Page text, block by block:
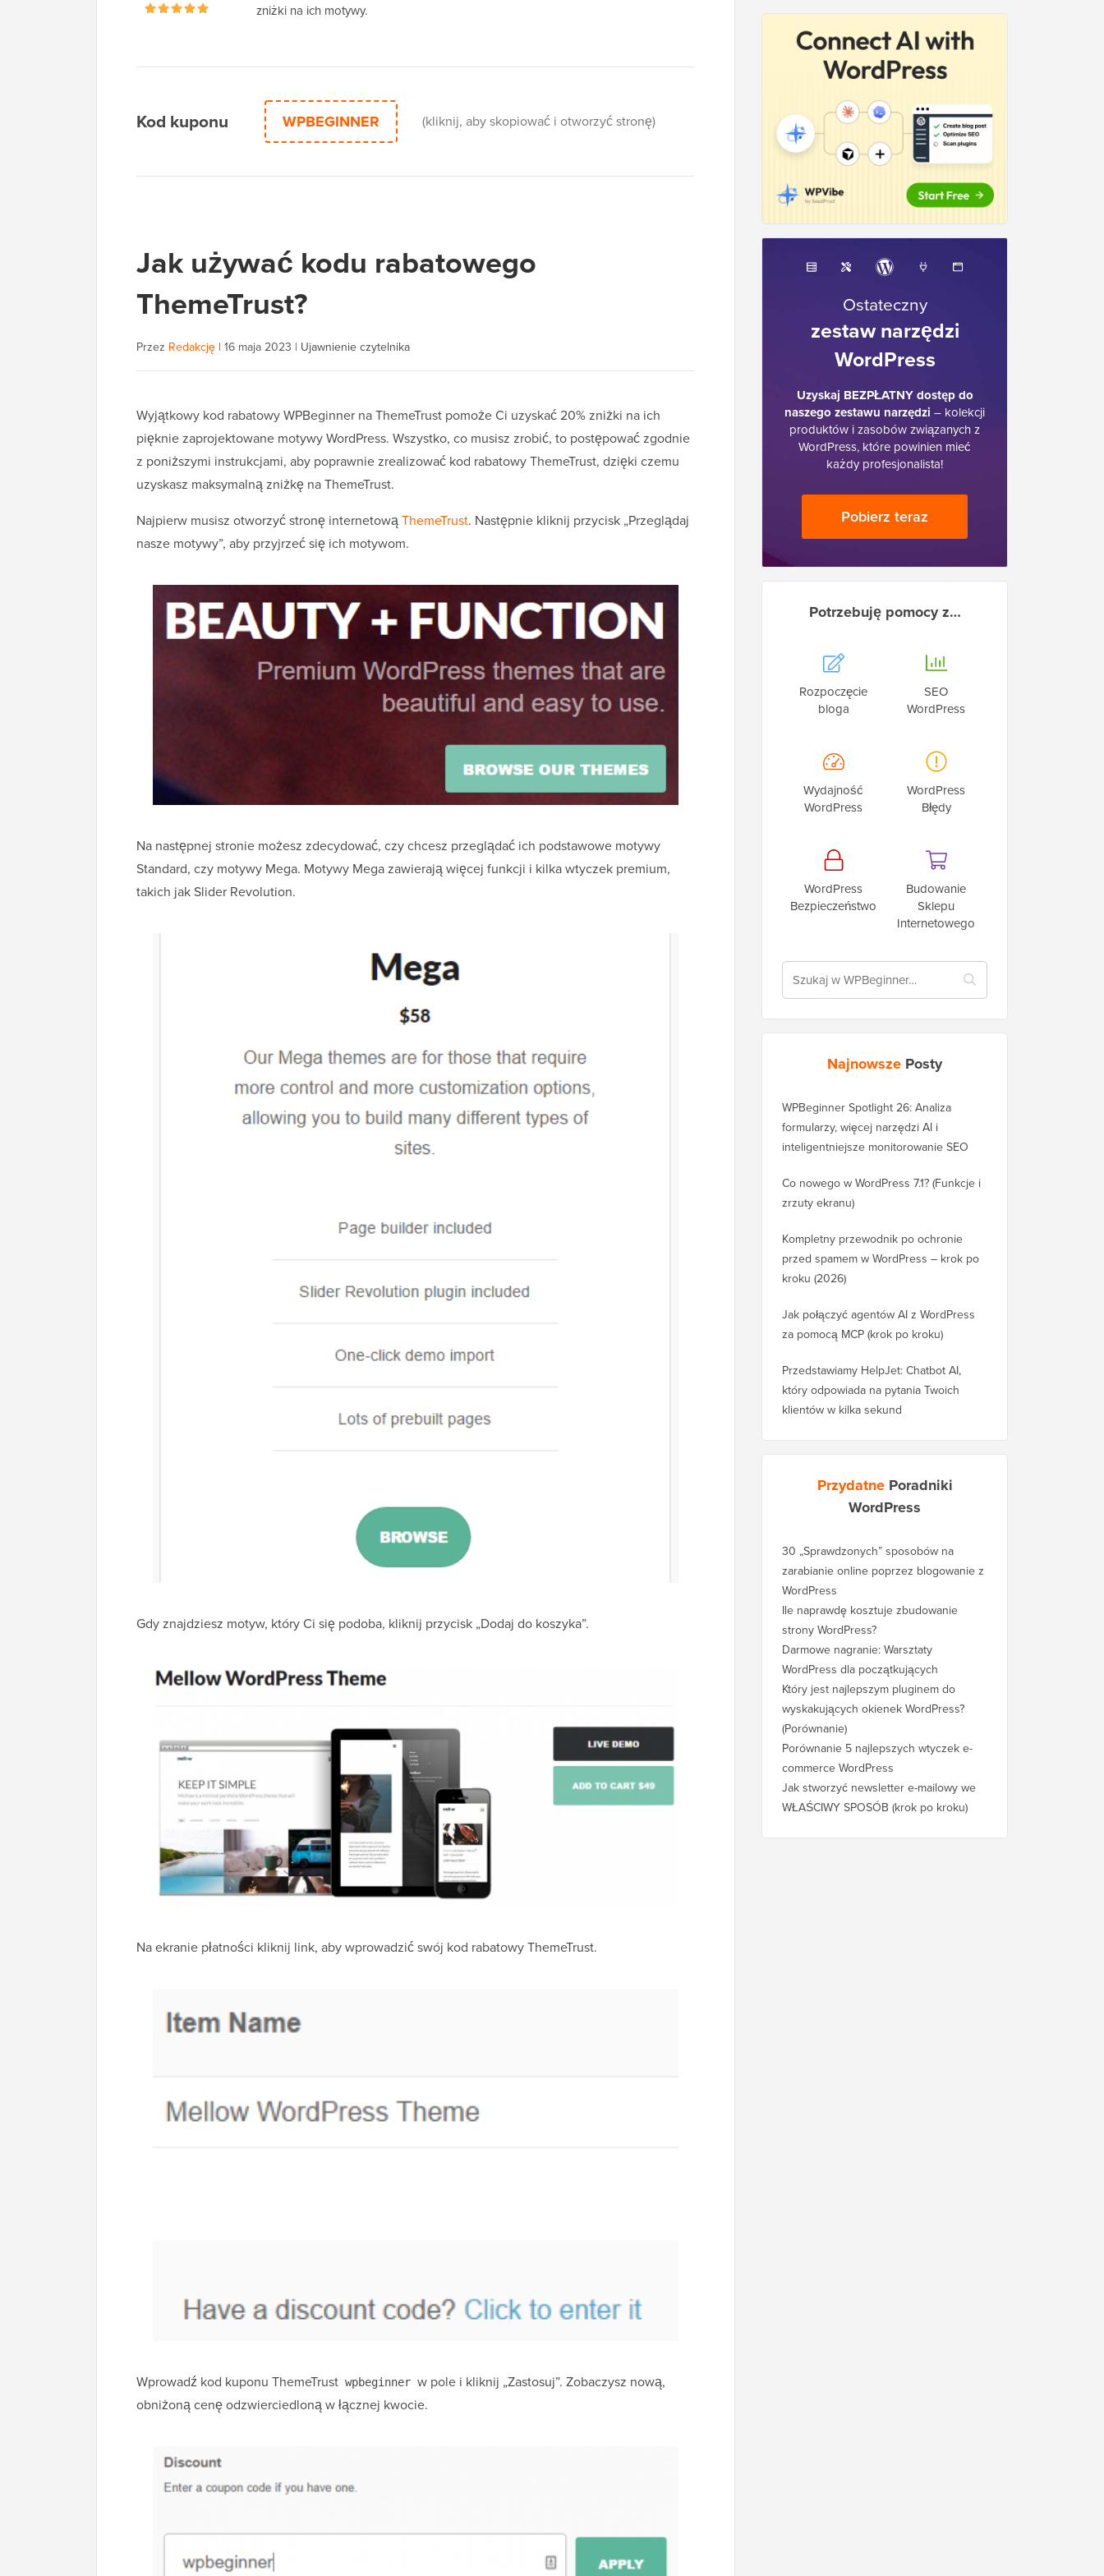
zniżki na ich motywy.
Kod kuponu WPBEGINNER (kliknij, aby skopiować i otworzyć stronę)
Jak używać kodu rabatowego
ThemeTrust?
Przez Redakcję | 16 maja 2023 | Ujawnienie czytelnika
Wyjątkowy kod rabatowy WPBeginner na ThemeTrust pomoże Ci uzyskać 20% zniżki na ich
pięknie zaprojektowane motywy WordPress. Wszystko, co musisz zrobić, to postępować zgodnie
z poniższymi instrukcjami, aby poprawnie zrealizować kod rabatowy ThemeTrust, dzięki czemu
uzyskasz maksymalną zniżkę na ThemeTrust.
Najpierw musisz otworzyć stronę internetowąThemeTrust. Następnie kliknij przycisk „Przeglądaj
nasze motywy”, aby przyjrzeć się ich motywom.
Na następnej stronie możesz zdecydować, czy chcesz przeglądać ich podstawowe motywy
Standard, czy motywy Mega. Motywy Mega zawierają więcej funkcji i kilka wtyczek premium,
takich jak Slider Revolution.
Gdy znajdziesz motyw, który Ci się podoba, kliknij przycisk „Dodaj do koszyka”.
Na ekranie płatności kliknij link, aby wprowadzić swój kod rabatowy ThemeTrust.
Wprowadź kod kuponu ThemeTrust wpbeginner w pole i kliknij „Zastosuj”. Zobaczysz nową,
obniżoną cenę odzwierciedloną w łącznej kwocie.
Ostateczny
zestaw narzędzi
WordPress
Uzyskaj BEZPŁATNY dostęp do
naszego zestawu narzędzi – kolekcji
produktów i zasobów związanych z
WordPress, które powinien mieć
każdy profesjonalista!
Pobierz teraz
Potrzebuję pomocy z…
Rozpoczęcie
bloga
SEO
WordPress
Wydajność
WordPress
WordPress
Błędy
WordPress
Bezpieczeństwo
Budowanie
Sklepu
Internetowego
Najnowsze Posty
WPBeginner Spotlight 26: Analiza
formularzy, więcej narzędzi AI i
inteligentniejsze monitorowanie SEO
Co nowego w WordPress 7.1? (Funkcje i
zrzuty ekranu)
Kompletny przewodnik po ochronie
przed spamem w WordPress – krok po
kroku (2026)
Jak połączyć agentów AI z WordPress
za pomocą MCP (krok po kroku)
Przedstawiamy HelpJet: Chatbot AI,
który odpowiada na pytania Twoich
klientów w kilka sekund
Przydatne Poradniki
WordPress
30 „Sprawdzonych” sposobów na
zarabianie online poprzez blogowanie z
WordPress
Ile naprawdę kosztuje zbudowanie
strony WordPress?
Darmowe nagranie: Warsztaty
WordPress dla początkujących
Który jest najlepszym pluginem do
wyskakujących okienek WordPress?
(Porównanie)
Porównanie 5 najlepszych wtyczek e-
commerce WordPress
Jak stworzyć newsletter e-mailowy we
WŁAŚCIWY SPOSÓB (krok po kroku)